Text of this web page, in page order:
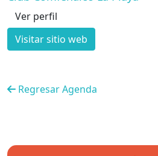
Ver perfil
Visitar sitio web
Regresar Agenda